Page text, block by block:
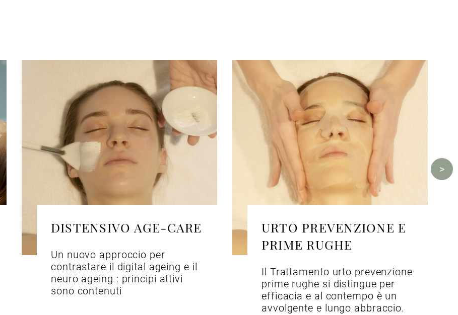
DISTENSIVO AGE-CARE
Un nuovo approccio per
contrastare il digital ageing e il
neuro ageing : principi attivi
sono contenuti
URTO PREVENZIONE E
PRIME RUGHE
Il Trattamento urto prevenzione
prime rughe si distingue per
efficacia e al contempo è un
avvolgente e lungo abbraccio.